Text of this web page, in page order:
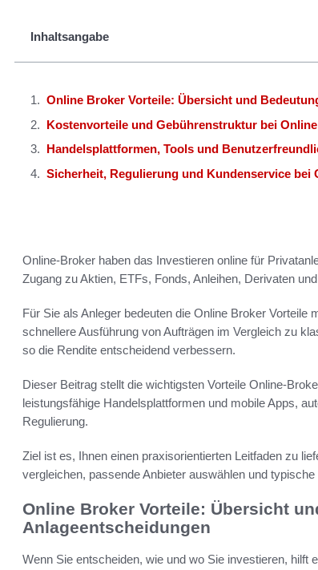
Inhaltsangabe
Online Broker Vorteile: Übersicht und
Kostenvorteile und Gebührenstruktur bei
Handelsplattformen, Tools und
Sicherheit, Regulierung und Kundenservice bei
Online-Broker haben das Investieren online für
Zugang zu Aktien, ETFs, Fonds, Anleihen, Derivaten
Für Sie als Anleger bedeuten die Online Broker
schnellere Ausführung von Aufträgen im Vergleich zu
so die Rendite entscheidend verbessern.
Dieser Beitrag stellt die wichtigsten Vorteile Online-
leistungsfähige Handelsplattformen und mobile Apps,
Regulierung.
Ziel ist es, Ihnen einen praxisorientierten Leitfaden zu
vergleichen, passende Anbieter auswählen und
Online Broker Vorteile: Übersicht
Anlageentscheidungen
Wenn Sie entscheiden, wie und wo Sie investieren, hilft